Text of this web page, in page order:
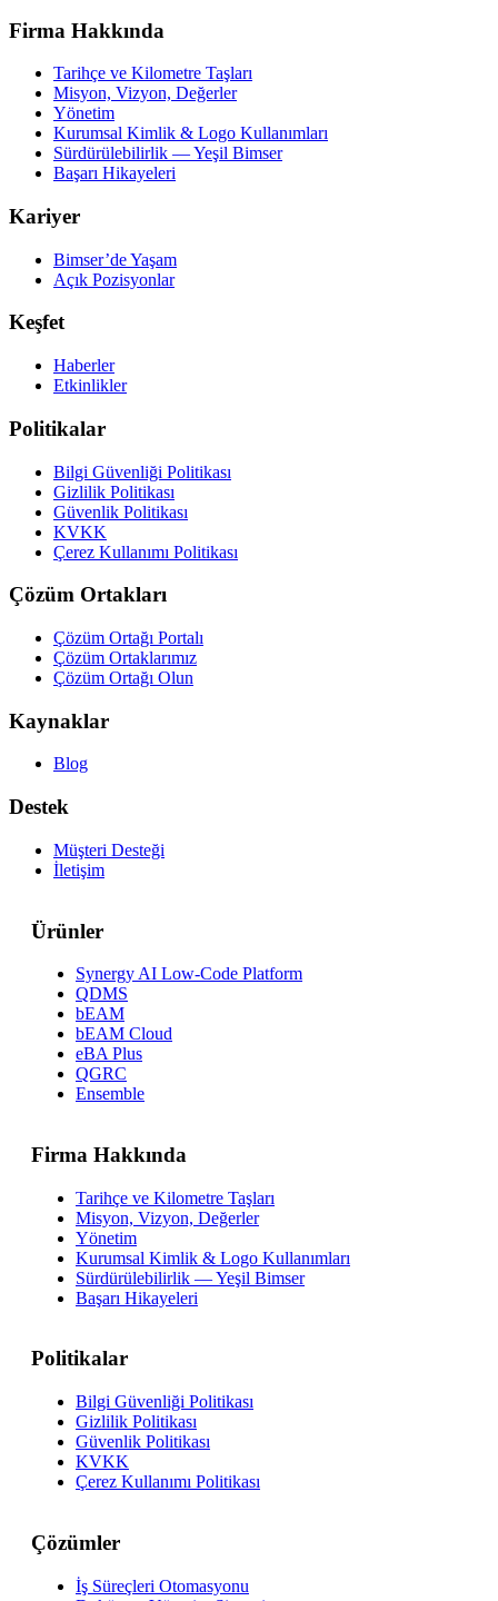
Firma Hakkında
Tarihçe ve Kilometre Taşları
Misyon, Vizyon, Değerler
Yönetim
Kurumsal Kimlik & Logo Kullanımları
Sürdürülebilirlik — Yeşil Bimser
Başarı Hikayeleri
Kariyer
Bimser’de Yaşam
Açık Pozisyonlar
Keşfet
Haberler
Etkinlikler
Politikalar
Bilgi Güvenliği Politikası
Gizlilik Politikası
Güvenlik Politikası
KVKK
Çerez Kullanımı Politikası
Çözüm Ortakları
Çözüm Ortağı Portalı
Çözüm Ortaklarımız
Çözüm Ortağı Olun
Kaynaklar
Blog
Destek
Müşteri Desteği
İletişim
Ürünler
Synergy AI Low-Code Platform
QDMS
bEAM
bEAM Cloud
eBA Plus
QGRC
Ensemble
Firma Hakkında
Tarihçe ve Kilometre Taşları
Misyon, Vizyon, Değerler
Yönetim
Kurumsal Kimlik & Logo Kullanımları
Sürdürülebilirlik — Yeşil Bimser
Başarı Hikayeleri
Politikalar
Bilgi Güvenliği Politikası
Gizlilik Politikası
Güvenlik Politikası
KVKK
Çerez Kullanımı Politikası
Çözümler
İş Süreçleri Otomasyonu